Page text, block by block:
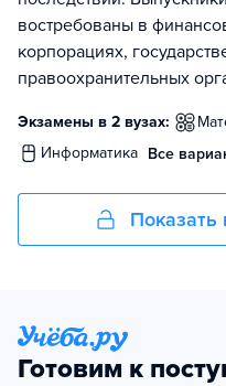
востребованы в
корпорациях,
правоохранительных
Экзамены в 2 вузах:
информатика Все
Показать
Готовим к